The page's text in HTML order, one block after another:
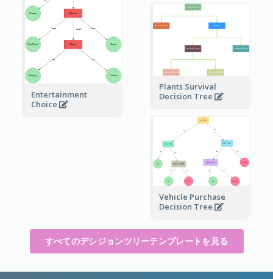
Entertainment
Choice
Plants Survival
Decision Tree
Vehicle Purchase
Decision Tree
すべてのデシジョンツリーテンプレートを見る